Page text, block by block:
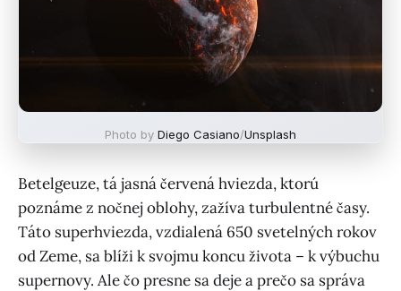
Photo by Diego Casiano/Unsplash
Betelgeuze, tá jasná červená hviezda, ktorú
poznáme z nočnej oblohy, zažíva turbulentné časy.
Táto superhviezda, vzdialená 650 svetelných rokov
od Zeme, sa blíži k svojmu koncu života – k výbuchu
supernovy. Ale čo presne sa deje a prečo sa správa